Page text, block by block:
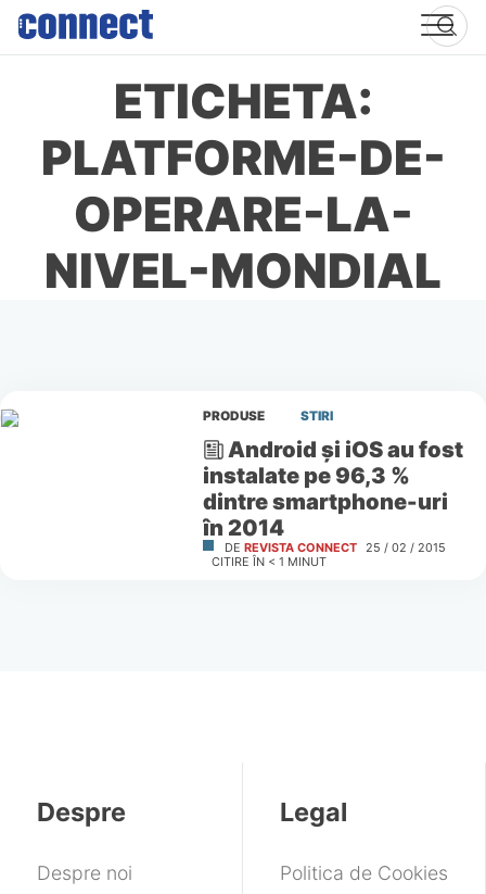
Skip
content
ETICHETA:
PLATFORME-DE-
OPERARE-LA-
NIVEL-MONDIAL
PRODUSE STIRI
Android și iOS au fost
instalate pe 96,3 %
dintre smartphone-uri
în 2014
DE REVISTA CONNECT 25 / 02 / 2015
CITIRE ÎN < 1 MINUT
Despre
Despre noi
Legal
Politica de Cookies